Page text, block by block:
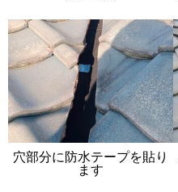
穴部分に防水テープを貼り
ます